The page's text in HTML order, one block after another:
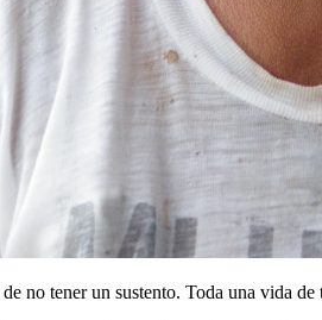
no tener un sustento. Toda una vida